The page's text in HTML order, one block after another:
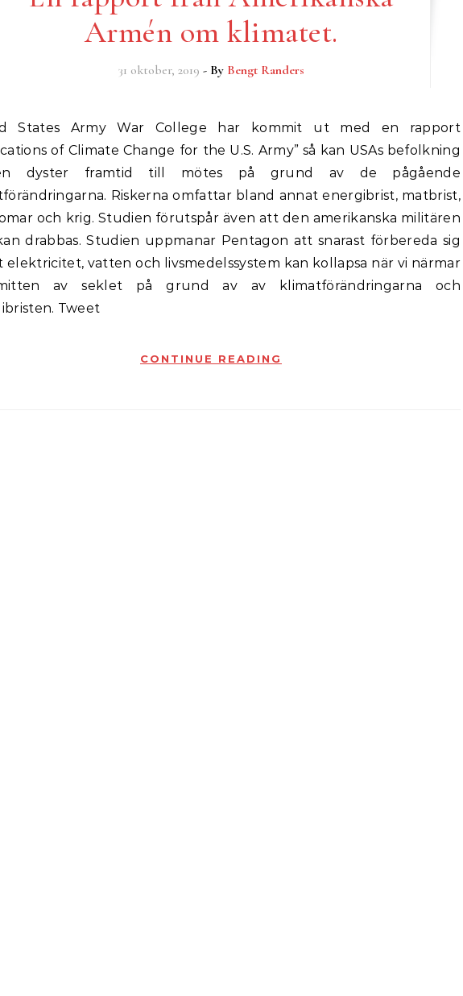
Armén om klimatet.
31 oktober, 2019 - By Bengt Randers
of Climate Change for the U.S. Army” så kan USAs befolkning
dyster framtid till mötes på grund av de pågående
Riskerna omfattar bland annat energibrist, matbrist,
och krig. Studien förutspår även att den amerikanska militären
drabbas. Studien uppmanar Pentagon att snarast förbereda sig
elektricitet, vatten och livsmedelssystem kan kollapsa när vi närmar
av seklet på grund av av klimatförändringarna och
Tweet
CONTINUE READING